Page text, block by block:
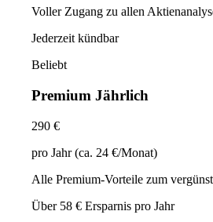
Voller Zugang zu allen
Jederzeit kündbar
Beliebt
Premium Jährlich
290 €
pro Jahr (ca. 24 €/Monat)
Alle Premium-Vorteile zum
Über 58 € Ersparnis pro Jahr